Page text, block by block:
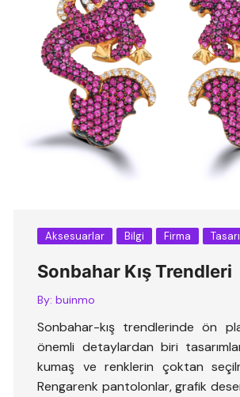
Aksesuarlar Bilgi Firma
Sonbahar Kış Trendleri
By: buinmo
Sonbahar-kış trendlerinde ön
önemli detaylardan biri
kumaş ve renklerin çoktan
Rengarenk pantolonlar, grafik